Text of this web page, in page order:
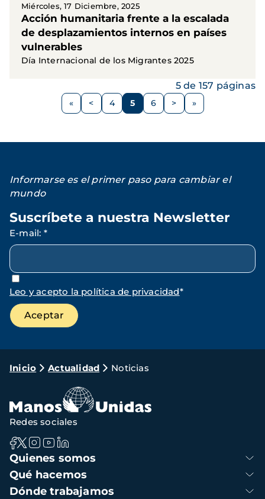
Miércoles, 17 Diciembre, 2025
Acción humanitaria frente a la escalada
de desplazamientos internos en países
vulnerables
Día Internacional de los Migrantes 2025
Paginación
Página
< Página
4 Página
5 Página
6
Siguiente
>
5 de 157 páginas
Informarse es el primer paso para cambiar el
mundo
Suscríbete a nuestra Newsletter
E-mail: *
Leo y acepto la política de privacidad*
Ruta
navegación
Inicio Actualidad Noticias
Navegación
principal
Quienes somos
Qué hacemos
Dónde trabajamos
Redes sociales